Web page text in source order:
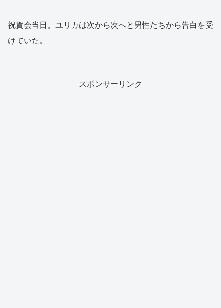
祝賀会当日。ユリカは次から次へと男性たちから告白を受
けていた。
スポンサーリンク